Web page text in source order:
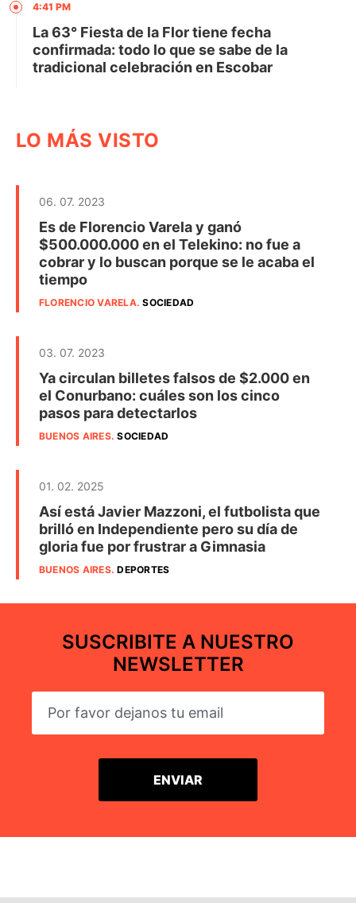
4:41 PM
La 63° Fiesta de la Flor tiene fecha
confirmada: todo lo que se sabe de la
tradicional celebración en Escobar
LO MÁS VISTO
06. 07. 2023
Es de Florencio Varela y ganó
$500.000.000 en el Telekino: no fue a
cobrar y lo buscan porque se le acaba el
tiempo
FLORENCIO VARELA.SOCIEDAD
03. 07. 2023
Ya circulan billetes falsos de $2.000 en
el Conurbano: cuáles son los cinco
pasos para detectarlos
BUENOS AIRES.SOCIEDAD
01. 02. 2025
Así está Javier Mazzoni, el futbolista que
brilló en Independiente pero su día de
gloria fue por frustrar a Gimnasia
BUENOS AIRES.DEPORTES
SUSCRIBITE A NUESTRO
NEWSLETTER